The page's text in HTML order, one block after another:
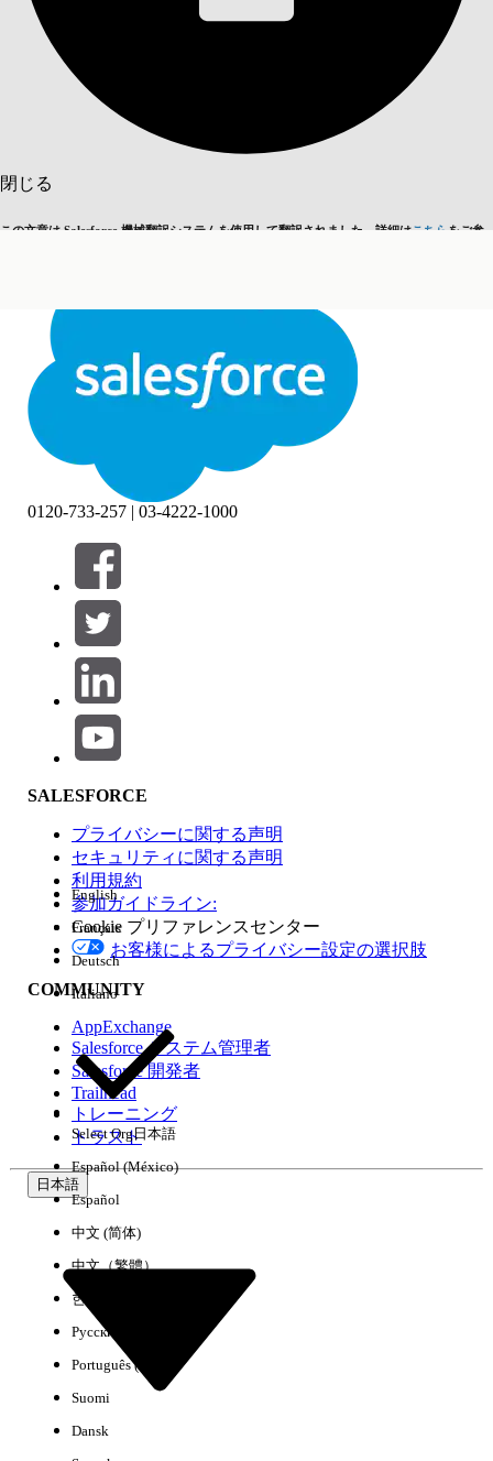
閉じる
この文章は Salesforce 機械翻訳システムを使用して翻訳されました。詳細はこちら をご参
閉じる 閉じる
絞り込み条件 (0)
絞り込み条件を選択
製品エリア
機能の影響
エディション
環境
0120-733-257 | 03-4222-1000
SALESFORCE
プライバシーに関する声明
セキュリティに関する声明
利用規約
参加ガイドライン:
Cookie プリファレンスセンター
お客様によるプライバシー設定の選択肢
COMMUNITY
AppExchange
Salesforce システム管理者
Salesforce 開発者
Trailhead
トレーニング
トラスト
日本語
English
Français
Deutsch
Italiano
Select Org日本語
Español (México)
Español
中文 (简体)
中文（繁體）
한국어
Русский
Português (Brasil)
Suomi
Dansk